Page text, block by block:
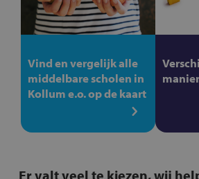
Vind en vergelijk alle
middelbare scholen in
Kollum e.o. op de kaart
Er valt veel te kiezen, wij